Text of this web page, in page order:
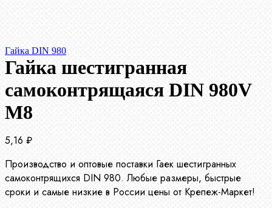
Гайка DIN 980
Гайка шестигранная
самоконтрящаяся DIN 980V
М8
5,16 ₽
Производство и оптовые поставки Гаек шестигранных
самоконтрящихся DIN 980. Любые размеры, быстрые
сроки и самые низкие в России цены от Крепеж-Маркет!